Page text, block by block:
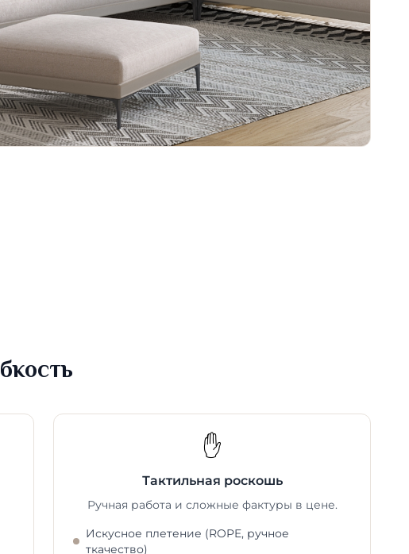
✋
Тактильная роскошь
Ручная работа и сложные фактуры в цене.
Искусное плетение (ROPE, ручное
ткачество)